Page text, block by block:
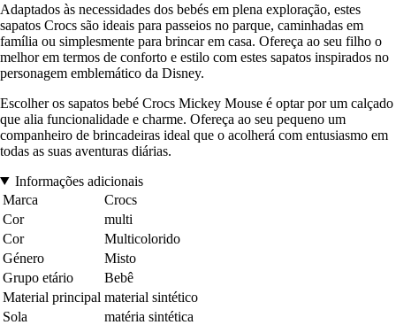
Adaptados às necessidades dos bebés em plena exploração, estes
sapatos Crocs são ideais para passeios no parque, caminhadas em
família ou simplesmente para brincar em casa. Ofereça ao seu filho o
melhor em termos de conforto e estilo com estes sapatos inspirados no
personagem emblemático da Disney.
Escolher os sapatos bebé Crocs Mickey Mouse é optar por um calçado
que alia funcionalidade e charme. Ofereça ao seu pequeno um
companheiro de brincadeiras ideal que o acolherá com entusiasmo em
todas as suas aventuras diárias.
Informações adicionais
Marca
Crocs
Cor
multi
Cor
Multicolorido
Género
Misto
Grupo etário
Bebê
Material principal material sintético
Sola
matéria sintética